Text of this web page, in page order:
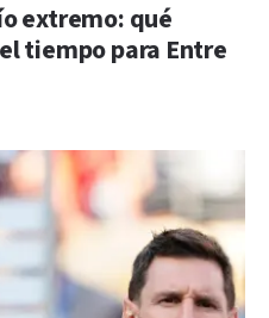
extremo: qué
tiempo para Entre